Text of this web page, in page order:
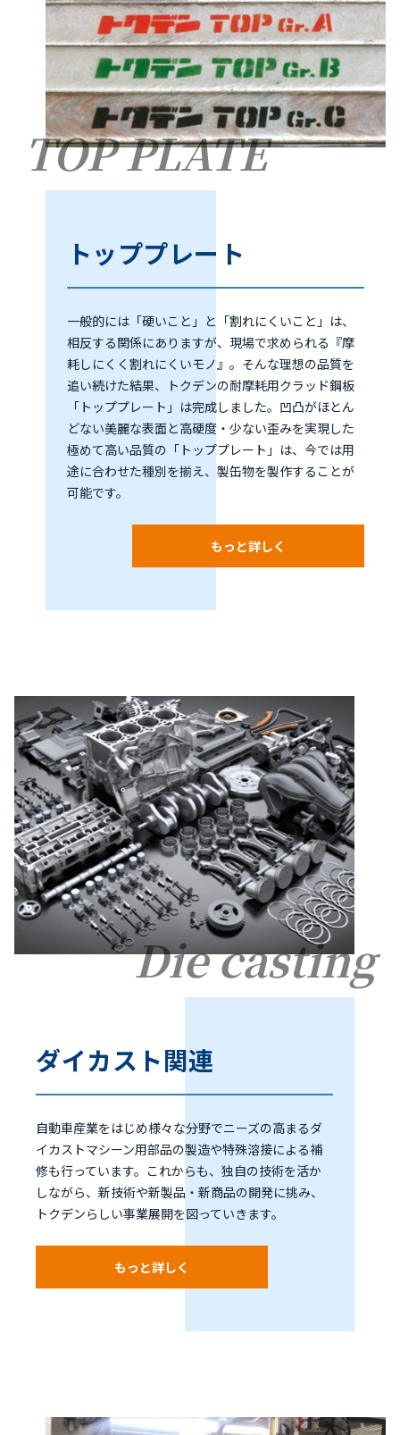
TOP PLATE
トッププレート
一般的には「硬いこと」と「割れにくいこと」は、
相反する関係にありますが、現場で求められる『摩
耗しにくく割れにくいモノ』。そんな理想の品質を
追い続けた結果、トクデンの耐摩耗用クラッド鋼板
「トッププレート」は完成しました。凹凸がほとん
どない美麗な表面と高硬度・少ない歪みを実現した
極めて高い品質の「トッププレート」は、今では用
途に合わせた種別を揃え、製缶物を製作することが
可能です。
もっと詳しく
Die casting
ダイカスト関連
自動車産業をはじめ様々な分野でニーズの高まるダ
イカストマシーン用部品の製造や特殊溶接による補
修も行っています。これからも、独自の技術を活か
しながら、新技術や新製品・新商品の開発に挑み、
トクデンらしい事業展開を図っていきます。
もっと詳しく